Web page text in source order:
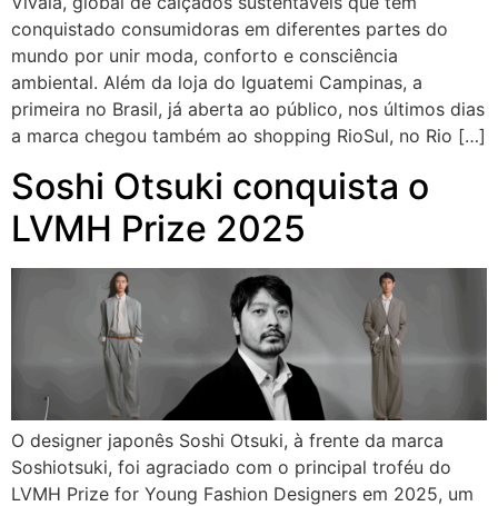
conquistado consumidoras em diferentes partes do
mundo por unir moda, conforto e consciência
ambiental. Além da loja do Iguatemi Campinas, a
primeira no Brasil, já aberta ao público, nos últimos dias
a marca chegou também ao shopping RioSul, no Rio […]
Soshi Otsuki conquista o
LVMH Prize 2025
O designer japonês Soshi Otsuki, à frente da marca
Soshiotsuki, foi agraciado com o principal troféu do
LVMH Prize for Young Fashion Designers em 2025, um